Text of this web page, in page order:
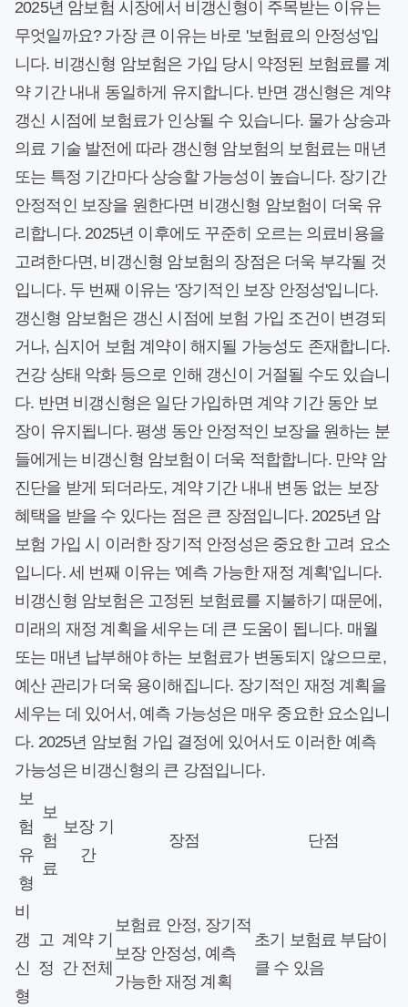
2025년 암보험 시장에서 비갱신형이 주목받는 이유는
무엇일까요? 가장 큰 이유는 바로 '보험료의 안정성'입
니다. 비갱신형 암보험은 가입 당시 약정된 보험료를 계
약 기간 내내 동일하게 유지합니다. 반면 갱신형은 계약
갱신 시점에 보험료가 인상될 수 있습니다. 물가 상승과
의료 기술 발전에 따라 갱신형 암보험의 보험료는 매년
또는 특정 기간마다 상승할 가능성이 높습니다. 장기간
안정적인 보장을 원한다면 비갱신형 암보험이 더욱 유
리합니다. 2025년 이후에도 꾸준히 오르는 의료비용을
고려한다면, 비갱신형 암보험의 장점은 더욱 부각될 것
입니다. 두 번째 이유는 '장기적인 보장 안정성'입니다.
갱신형 암보험은 갱신 시점에 보험 가입 조건이 변경되
거나, 심지어 보험 계약이 해지될 가능성도 존재합니다.
건강 상태 악화 등으로 인해 갱신이 거절될 수도 있습니
다. 반면 비갱신형은 일단 가입하면 계약 기간 동안 보
장이 유지됩니다. 평생 동안 안정적인 보장을 원하는 분
들에게는 비갱신형 암보험이 더욱 적합합니다. 만약 암
진단을 받게 되더라도, 계약 기간 내내 변동 없는 보장
혜택을 받을 수 있다는 점은 큰 장점입니다. 2025년 암
보험 가입 시 이러한 장기적 안정성은 중요한 고려 요소
입니다. 세 번째 이유는 '예측 가능한 재정 계획'입니다.
비갱신형 암보험은 고정된 보험료를 지불하기 때문에,
미래의 재정 계획을 세우는 데 큰 도움이 됩니다. 매월
또는 매년 납부해야 하는 보험료가 변동되지 않으므로,
예산 관리가 더욱 용이해집니다. 장기적인 재정 계획을
세우는 데 있어서, 예측 가능성은 매우 중요한 요소입니
다. 2025년 암보험 가입 결정에 있어서도 이러한 예측
가능성은 비갱신형의 큰 강점입니다.
보
험
유
형
보
험
료
보장 기
간
장점 단점
비
갱
신
형
고
정
계약 기
간 전체
보험료 안정, 장기적
보장 안정성, 예측
가능한 재정 계획
초기 보험료 부담이
클 수 있음